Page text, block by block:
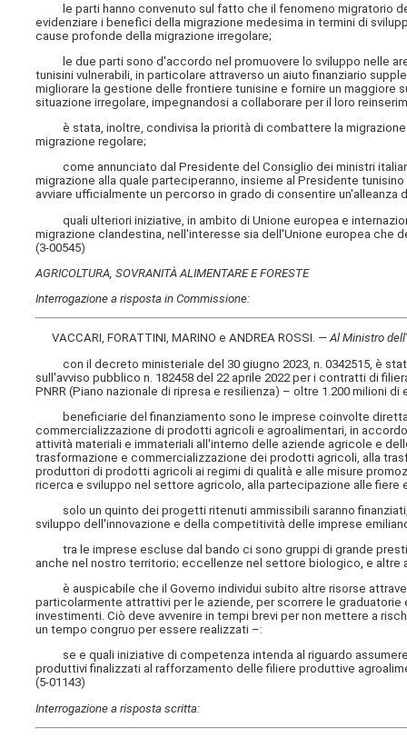
le parti hanno convenuto sul fatto che il fenomeno migratorio
evidenziare i benefìci della migrazione medesima in termini di
cause profonde della migrazione irregolare;
le due parti sono d'accordo nel promuovere lo sviluppo nelle
tunisini vulnerabili, in particolare attraverso un aiuto finanziario
migliorare la gestione delle frontiere tunisine e fornire un maggiore
situazione irregolare, impegnandosi a collaborare per il loro
è stata, inoltre, condivisa la priorità di combattere la migrazione
migrazione regolare;
come annunciato dal Presidente del Consiglio dei ministri
migrazione alla quale parteciperanno, insieme al Presidente
avviare ufficialmente un percorso in grado di consentire
quali ulteriori iniziative, in ambito di Unione europea e
migrazione clandestina, nell'interesse sia dell'Unione europea che
(3-00545)
AGRICOLTURA, SOVRANITÀ ALIMENTARE E FORESTE
Interrogazione a risposta in Commissione:
VACCARI, FORATTINI, MARINO e ANDREA ROSSI. —Al Ministro
con il decreto ministeriale del 30 giugno 2023, n. 0342515, è
sull'avviso pubblico n. 182458 del 22 aprile 2022 per i contratti di
PNRR (Piano nazionale di ripresa e resilienza) – oltre 1.200 milioni di
beneficiarie del finanziamento sono le imprese coinvolte
commercializzazione di prodotti agricoli e agroalimentari, in
attività materiali e immateriali all'interno delle aziende agricole e
trasformazione e commercializzazione dei prodotti agricoli, alla
produttori di prodotti agricoli ai regimi di qualità e alle misure
ricerca e sviluppo nel settore agricolo, alla partecipazione alle fiere
solo un quinto dei progetti ritenuti ammissibili saranno
sviluppo dell'innovazione e della competitività delle imprese
tra le imprese escluse dal bando ci sono gruppi di grande
anche nel nostro territorio; eccellenze nel settore biologico, e altre
è auspicabile che il Governo individui subito altre risorse
particolarmente attrattivi per le aziende, per scorrere le
investimenti. Ciò deve avvenire in tempi brevi per non mettere a
un tempo congruo per essere realizzati –:
se e quali iniziative di competenza intenda al riguardo
produttivi finalizzati al rafforzamento delle filiere produttive
(5-01143)
Interrogazione a risposta scritta: